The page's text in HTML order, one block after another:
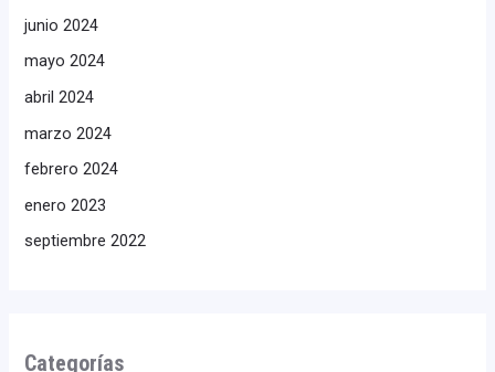
junio 2024
mayo 2024
abril 2024
marzo 2024
febrero 2024
enero 2023
septiembre 2022
Categorías